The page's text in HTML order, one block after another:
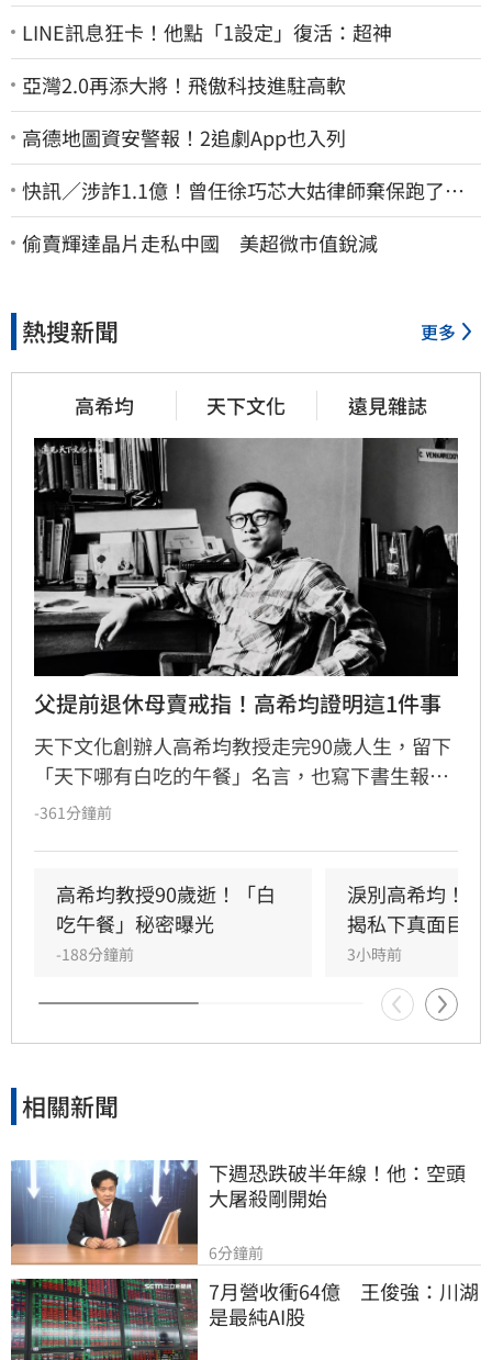
LINE訊息狂卡！他點「1設定」復活：超神
亞灣2.0再添大將！飛傲科技進駐高軟
高德地圖資安警報！2追劇App也入列
快訊／涉詐1.1億！曾任徐巧芯大姑律師棄保跑了…
媽也離境 桃檢發通緝
偷賣輝達晶片走私中國 美超微市值銳減
熱搜新聞 更多
高希均 天下文化 遠見雜誌
父提前退休母賣戒指！高希均證明這1件事
天下文化創辦人高希均教授走完90歲人生，留下
「天下哪有白吃的午餐」名言，也寫下書生報國
傳奇。13歲躲戰亂來台，一家七口擠在南港三坪
票」留學，改變一生。
-361分鐘前
高希均教授90歲逝！「白
吃午餐」秘密曝光
-188分鐘前
淚別高希均！
揭私下真面目
3小時前
相關新聞
下週恐跌破半年線！他：空頭
大屠殺剛開始
6分鐘前
7月營收衝64億　王俊強：川湖
是最純AI股